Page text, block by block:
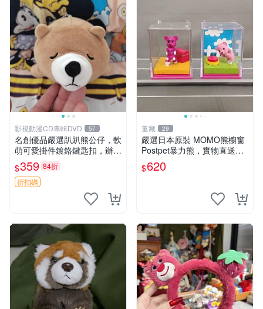
影視動漫CD專輯DVD 57
名創優品嚴選趴趴熊公仔，軟
萌可愛掛件鍍鉻鍵匙扣，辦公
放松好選擇 趴趴熊 鍍鉻鍵匙
扣 萬用掛件
$359 84折
折扣碼
董藏 29
嚴選日本原裝 MOMO熊櫥窗
Postpet暴力熊，實物直送新
臺灣。MOMO熊 暴力熊 熊貓
櫥窗
$620